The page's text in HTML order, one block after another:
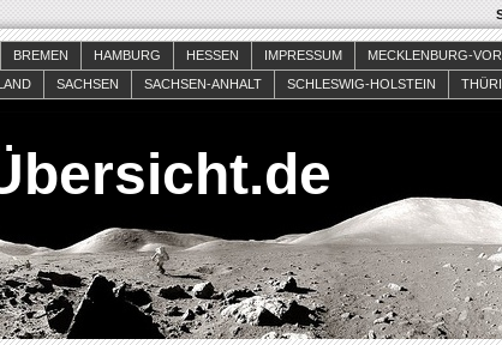
BREMEN HAMBURG HESSEN IMPRESSUM
MECKLENBURG-
SACHSEN SACHSEN-ANHALT SCHLESWIG-HOLSTEIN